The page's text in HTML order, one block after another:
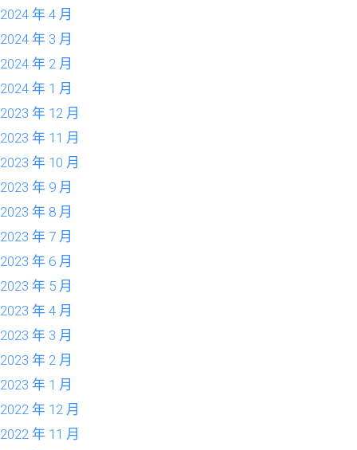
2024 年 4 月
2024 年 3 月
2024 年 2 月
2024 年 1 月
2023 年 12 月
2023 年 11 月
2023 年 10 月
2023 年 9 月
2023 年 8 月
2023 年 7 月
2023 年 6 月
2023 年 5 月
2023 年 4 月
2023 年 3 月
2023 年 2 月
2023 年 1 月
2022 年 12 月
2022 年 11 月